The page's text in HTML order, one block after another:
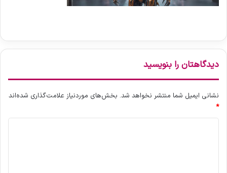
دیدگاهتان را بنویسید
نشانی ایمیل شما منتشر نخواهد شد. بخش‌های موردنیاز علامت‌گذاری شده‌اند
*